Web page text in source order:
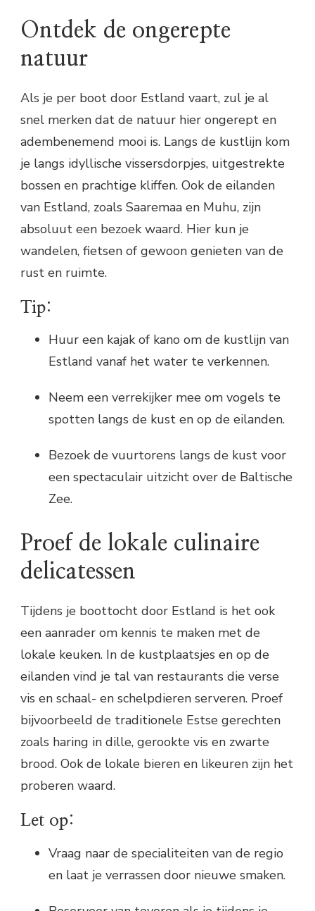
Ontdek de ongerepte
natuur
Als je per boot door Estland vaart, zul je al
snel merken dat de natuur hier ongerept en
adembenemend mooi is. Langs de kustlijn kom
je langs idyllische vissersdorpjes, uitgestrekte
bossen en prachtige kliffen. Ook de eilanden
van Estland, zoals Saaremaa en Muhu, zijn
absoluut een bezoek waard. Hier kun je
wandelen, fietsen of gewoon genieten van de
rust en ruimte.
Tip:
Huur een kajak of kano om de kustlijn van
Estland vanaf het water te verkennen.
Neem een verrekijker mee om vogels te
spotten langs de kust en op de eilanden.
Bezoek de vuurtorens langs de kust voor
een spectaculair uitzicht over de Baltische
Zee.
Proef de lokale culinaire
delicatessen
Tijdens je boottocht door Estland is het ook
een aanrader om kennis te maken met de
lokale keuken. In de kustplaatsjes en op de
eilanden vind je tal van restaurants die verse
vis en schaal- en schelpdieren serveren. Proef
bijvoorbeeld de traditionele Estse gerechten
zoals haring in dille, gerookte vis en zwarte
brood. Ook de lokale bieren en likeuren zijn het
proberen waard.
Let op:
Vraag naar de specialiteiten van de regio
en laat je verrassen door nieuwe smaken.